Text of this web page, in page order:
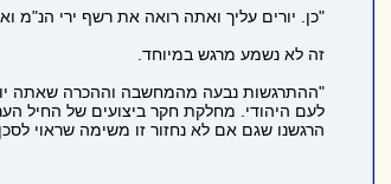
"כן. יורים עליך ואתה רואה את רשף ירי הנ"מ
זה לא נשמע מרגש במיוחד.
"ההתרגשות נבעה מהמחשבה וההכרה שאתה
לעם היהודי. מחלקת חקר ביצועים של החיל
הרגשנו שגם אם לא נחזור זו משימה שראוי